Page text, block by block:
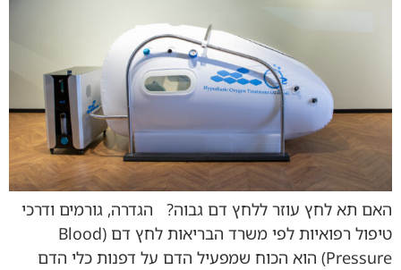
האם תא לחץ עוזר ללחץ דם גבוה? הגדרה, גורמים ודרכי
טיפול רפואיות לפי משרד הבריאות לחץ דם (Blood
Pressure) הוא הכוח שמפעיל הדם על דפנות כלי הדם